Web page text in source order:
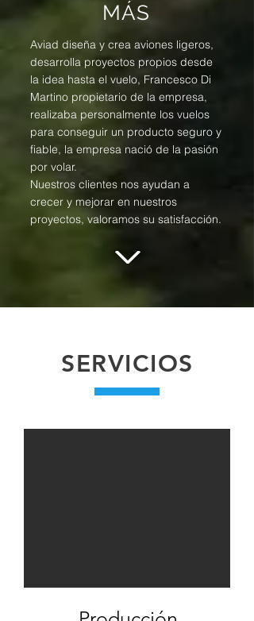
MÁS
Aviad diseña y crea aviones ligeros,
desarrolla proyectos propios desde
la idea hasta el vuelo, Francesco Di
Martino propietario de la empresa,
realizaba personalmente los vuelos
para conseguir un producto seguro y
fiable, la empresa nació de la pasión
por volar.
Nuestros clientes nos ayudan a
crecer y mejorar en nuestros
proyectos, valoramos su satisfacción.
SERVICIOS